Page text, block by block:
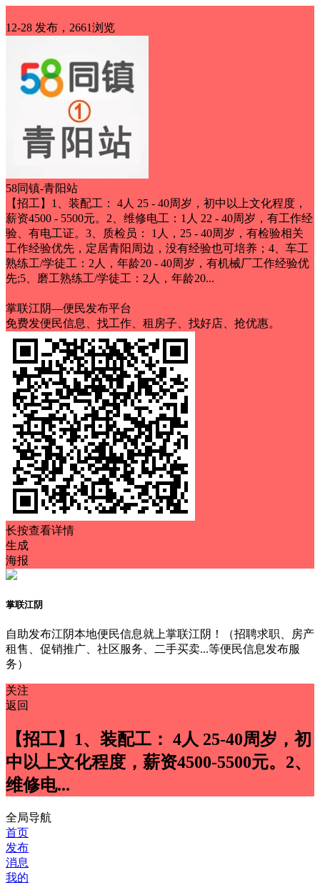
12-28 发布，2661浏览
58同镇-青阳站
【招工】1、装配工： 4人 25 - 40周岁，初中以上文化程度，
薪资4500 - 5500元。2、维修电工：1人 22 - 40周岁，有工作经
验、有电工证。3、质检员： 1人，25 - 40周岁，有检验相关
工作经验优先，定居青阳周边，没有经验也可培养；4、车工
熟练工/学徒工：2人，年龄20 - 40周岁，有机械厂工作经验优
先;5、磨工熟练工/学徒工：2人，年龄20...
掌联江阴—便民发布平台
免费发便民信息、找工作、租房子、找好店、抢优惠。
长按查看详情
生成
海报
掌联江阴
自助发布江阴本地便民信息就上掌联江阴！（招聘求职、房产
租售、促销推广、社区服务、二手买卖...等便民信息发布服
务）
关注
返回
【招工】1、装配工： 4人 25-40周岁，初
中以上文化程度，薪资4500-5500元。2、
维修电...
全局导航
首页
发布
消息
我的